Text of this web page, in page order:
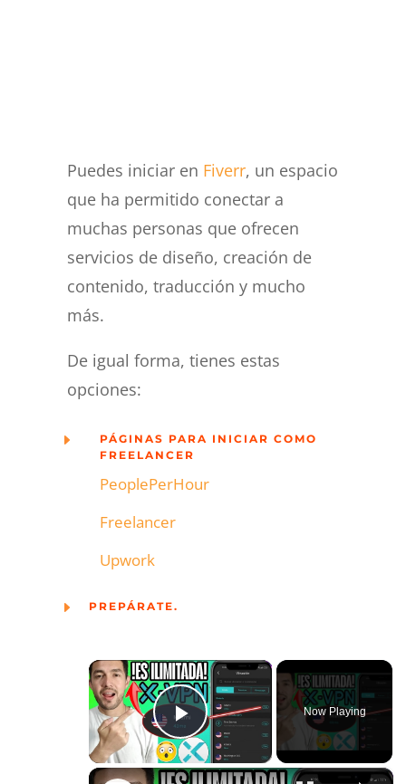
Puedes iniciar en Fiverr, un espacio
que ha permitido conectar a
muchas personas que ofrecen
servicios de diseño, creación de
contenido, traducción y mucho
más.
De igual forma, tienes estas
opciones:
E
PÁGINAS PARA INICIAR COMO
FREELANCER
PeoplePerHour
Freelancer
Upwork
E PREPÁRATE.
×
Play Video
Now Playing
×